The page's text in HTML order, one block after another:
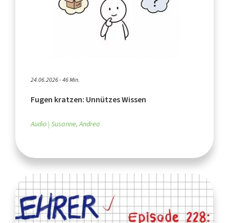
24.06.2026 - 46 Min.
Fugen kratzen: Unnützes Wissen
Audio Susanne, Andrea